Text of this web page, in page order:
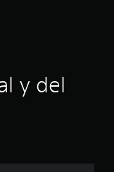
i
y del